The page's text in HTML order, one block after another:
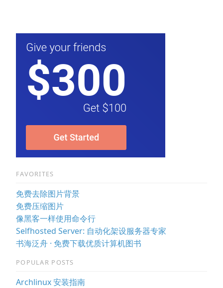
FAVORITES
免费去除图片背景
免费压缩图片
像黑客一样使用命令行
Selfhosted Server: 自动化架设服务器专家
书海泛舟 · 免费下载优质计算机图书
POPULAR POSTS
Archlinux 安装指南